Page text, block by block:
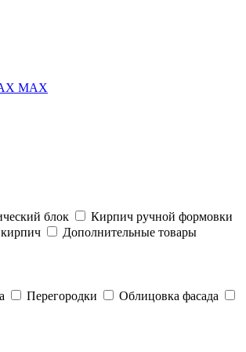
MAX
блок
Кирпич ручной формовки
Дополнительные товары
Перегородки
Облицовка фасада